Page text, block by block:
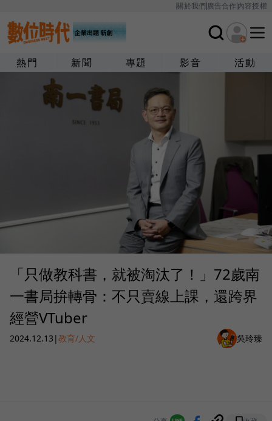
關於我們廣告合作內容授權
熱門 新聞 專題 影音 活動
「只做教科書，就被淘汰了！」72歲南
一書局拚轉骨：不只賣線上課，還跨界
經營VTuber
2024.12.13 |教育/人文 吳玲臻